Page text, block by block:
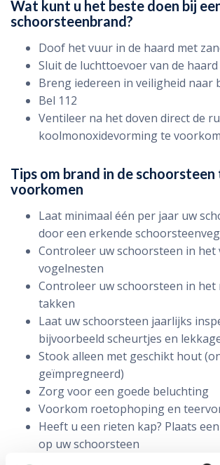
Wat kunt u het beste doen bij
schoorsteenbrand?
Doof het vuur in de haard met
Sluit de luchttoevoer van de
Breng iedereen in veiligheid naar
Bel 112
Ventileer na het doven direct de
koolmonoxidevorming te
Tips om brand in de schoorsteen
voorkomen
Laat minimaal één per jaar uw
door een erkende
Controleer uw schoorsteen in het
vogelnesten
Controleer uw schoorsteen in het
takken
Laat uw schoorsteen jaarlijks
bijvoorbeeld scheurtjes en
Stook alleen met geschikt hout
geïmpregneerd)
Zorg voor een goede beluchting
Voorkom roetophoping en
Heeft u een rieten kap? Plaats
op uw schoorsteen
Zorg dat uw rookkanaal goed is